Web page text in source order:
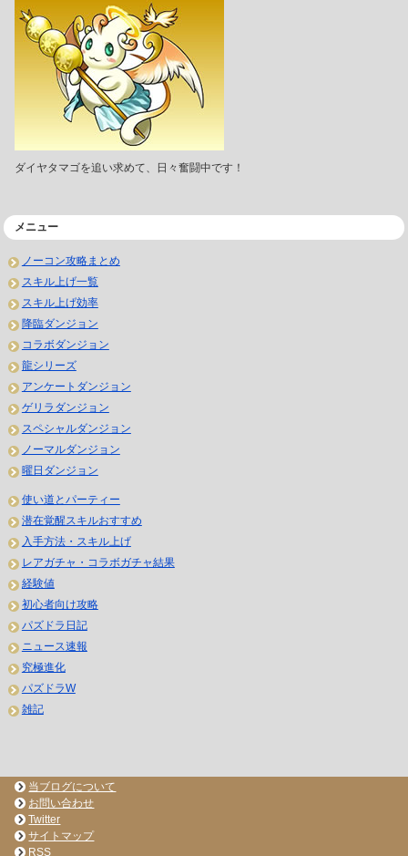
ダイヤタマゴを追い求めて、日々奮闘中です！
メニュー
ノーコン攻略まとめ
スキル上げ一覧
スキル上げ効率
降臨ダンジョン
コラボダンジョン
龍シリーズ
アンケートダンジョン
ゲリラダンジョン
スペシャルダンジョン
ノーマルダンジョン
曜日ダンジョン
使い道とパーティー
潜在覚醒スキルおすすめ
入手方法・スキル上げ
レアガチャ・コラボガチャ結果
経験値
初心者向け攻略
パズドラ日記
ニュース速報
究極進化
パズドラW
雑記
当ブログについて
お問い合わせ
Twitter
サイトマップ
RSS